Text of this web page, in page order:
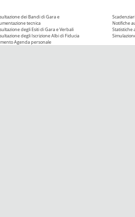
dei Bandi di Gara e
tecnica
degli Esiti di Gara e Verbali
degli Iscrizione Albi di Fiducia
Agenda personale
Notifiche
Statistiche